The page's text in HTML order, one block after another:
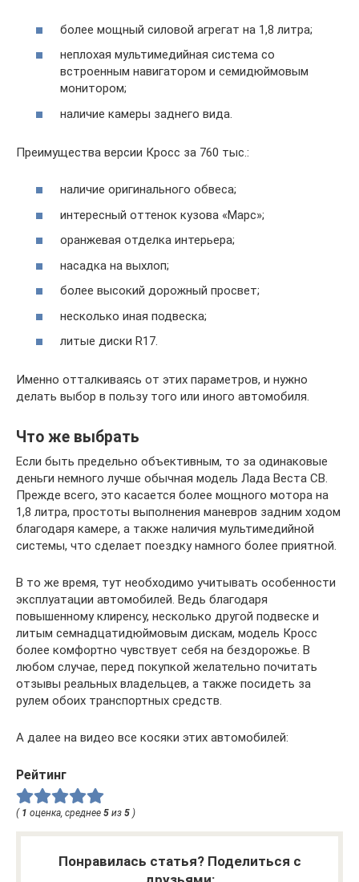
более мощный силовой агрегат на 1,8 литра;
неплохая мультимедийная система со
встроенным навигатором и семидюймовым
монитором;
наличие камеры заднего вида.
Преимущества версии Кросс за 760 тыс.:
наличие оригинального обвеса;
интересный оттенок кузова «Марс»;
оранжевая отделка интерьера;
насадка на выхлоп;
более высокий дорожный просвет;
несколько иная подвеска;
литые диски R17.
Именно отталкиваясь от этих параметров, и нужно
делать выбор в пользу того или иного автомобиля.
Что же выбрать
Если быть предельно объективным, то за одинаковые
деньги немного лучше обычная модель Лада Веста СВ.
Прежде всего, это касается более мощного мотора на
1,8 литра, простоты выполнения маневров задним ходом
благодаря камере, а также наличия мультимедийной
системы, что сделает поездку намного более приятной.
В то же время, тут необходимо учитывать особенности
эксплуатации автомобилей. Ведь благодаря
повышенному клиренсу, несколько другой подвеске и
литым семнадцатидюймовым дискам, модель Кросс
более комфортно чувствует себя на бездорожье. В
любом случае, перед покупкой желательно почитать
отзывы реальных владельцев, а также посидеть за
рулем обоих транспортных средств.
А далее на видео все косяки этих автомобилей:
Рейтинг
( 1 оценка, среднее 5 из 5 )
Понравилась статья? Поделиться с